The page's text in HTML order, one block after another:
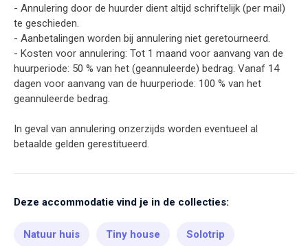
- Annulering door de huurder dient altijd schriftelijk (per mail)
te geschieden.
- Aanbetalingen worden bij annulering niet geretourneerd.
- Kosten voor annulering: Tot 1 maand voor aanvang van de
huurperiode: 50 % van het (geannuleerde) bedrag. Vanaf 14
dagen voor aanvang van de huurperiode: 100 % van het
geannuleerde bedrag.
In geval van annulering onzerzijds worden eventueel al
betaalde gelden gerestitueerd.
Deze accommodatie vind je in de collecties:
Natuur huis Tiny house Solotrip